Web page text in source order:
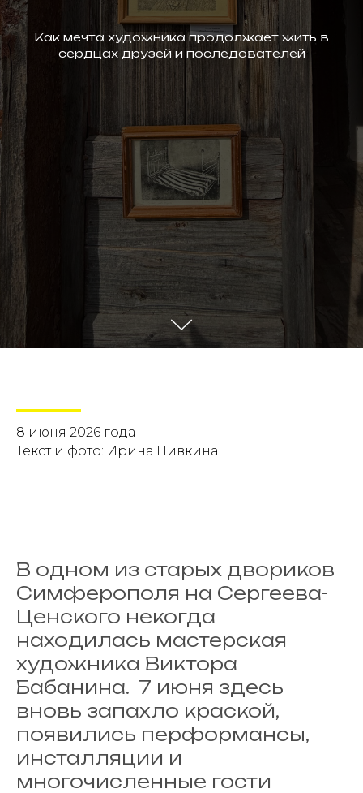
Как мечта художника продолжает жить в
сердцах друзей и последователей
8 июня 2026 года
Текст и фото: Ирина Пивкина
В одном из старых двориков
Симферополя на Сергеева-
Ценского некогда
находилась мастерская
художника Виктора
Бабанина. 7 июня здесь
вновь запахло краской,
появились перформансы,
инсталляции и
многочисленные гости